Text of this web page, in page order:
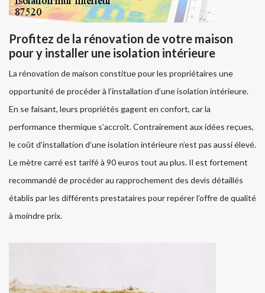
Profitez de la rénovation de votre maison
pour y installer une isolation intérieure
La rénovation de maison constitue pour les propriétaires une
opportunité de procéder à l’installation d’une isolation intérieure.
En se faisant, leurs propriétés gagent en confort, car la
performance thermique s’accroît. Contrairement aux idées reçues,
le coût d’installation d’une isolation intérieure n’est pas aussi élevé.
Le mètre carré est tarifé à 90 euros tout au plus. Il est fortement
recommandé de procéder au rapprochement des devis détaillés
établis par les différents prestataires pour repérer l’offre de qualité
à moindre prix.